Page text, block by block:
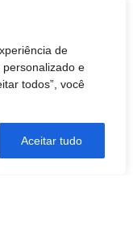
de
e
todos”, você
Aceitar tudo
Entrelaços e
com
risco de incêndios
em Botucatu